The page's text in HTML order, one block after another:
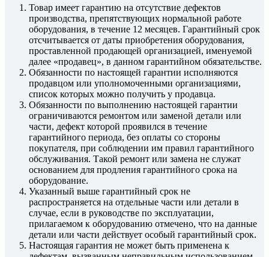
Товар имеет гарантию на отсутствие дефектов
производства, препятствующих нормальной работе
оборудования, в течение 12 месяцев. Гарантийный срок
отсчитывается от даты приобретения оборудования,
проставленной продающей организацией, именуемой
далее «продавец», в данном гарантийном обязательстве.
Обязанности по настоящей гарантии исполняются
продавцом или уполномоченными организациями,
список которых можно получить у продавца.
Обязанности по выполнению настоящей гарантии
ограничиваются ремонтом или заменой детали или
части, дефект которой проявился в течение
гарантийного периода, без оплаты со стороны
покупателя, при соблюдении им правил гарантийного
обслуживания. Такой ремонт или замена не служат
основанием для продления гарантийного срока на
оборудование.
Указанный выше гарантийный срок не
распространяется на отдельные части или детали в
случае, если в руководстве по эксплуатации,
прилагаемом к оборудованию отмечено, что на данные
детали или части действует особый гарантийный срок.
Настоящая гарантия не может быть применена к